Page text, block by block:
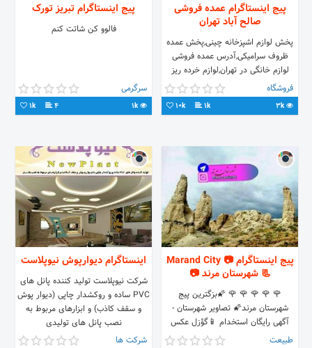
پیج اینستاگرام عمده فروشی
صالح آباد تهران
پخش لوازم اشپزخانه چینی,پخش عمده
ظروف سرامیکی,آدرس عمده فروشی
لوازم خانگی در تهران,لوازم خرده ریز
آشپزخانه,پخش لوازم آشپزخانه,عمده
فروشی ظروف سرامیکی,فروش عمده
لوازم دکوری,لیست عمده فروشان لوازم
فروشگاه
3k
1k
10k
پیج اینستاگرام تبریز تورک
فالوو کن شاتت کنم
سرگرمی
1k
4
1k
پیج اینستاگرام 📷 Marand City
📃 شهرستان مرند 📷
🌹 🌹 🌹 🌹 🌹 🌠بزگترین پیج
شهرستان مرند🌠 تصاویر شهرستان -
آگهی رایگان استخدام 📱گؤزل عکس
لریزده بیزی تگ الین📮
طبیعت
اینستاگرام دیوارپوش نیوپلاست
شرکت نیوپلاست تولید کننده پانل های
PVC ساده و روکشدار چاپی (دیوار پوش
و سقف کاذب) و ابزارهای مربوط به
نصب پانل های تولیدی
شرکت ها